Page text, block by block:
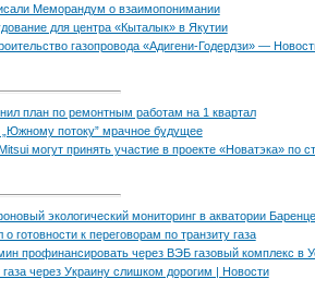
Меморандум о взаимопонимании
для центра «Кыталык» в Якутии
газопровода «Адигени-Годердзи» —
план по ремонтным работам на 1 квартал
потоку” мрачное будущее
могут принять участие в проекте «Новатэка» по
экологический мониторинг в акватории
готовности к переговорам по транзиту газа
профинансировать через ВЭБ газовый комплекс в
газа через Украину слишком дорогим | Новости